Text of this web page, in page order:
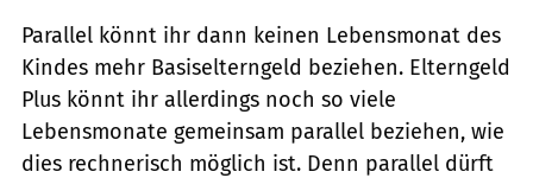
Parallel könnt ihr dann keinen Lebensmonat des
Kindes mehr Basiselterngeld beziehen. Elterngeld
Plus könnt ihr allerdings noch so viele
Lebensmonate gemeinsam parallel beziehen, wie
dies rechnerisch möglich ist. Denn parallel dürft